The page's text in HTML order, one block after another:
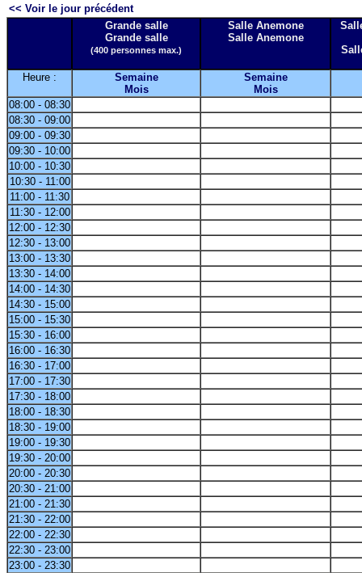
<< Voir le jour précédent
Grande salle
Grande salle
(400 personnes max.)
Salle Anemone
Salle Anemone
Heure :
Semaine
Mois
Semaine
Mois
08:00 - 08:30
08:30 - 09:00
09:00 - 09:30
09:30 - 10:00
10:00 - 10:30
10:30 - 11:00
11:00 - 11:30
11:30 - 12:00
12:00 - 12:30
12:30 - 13:00
13:00 - 13:30
13:30 - 14:00
14:00 - 14:30
14:30 - 15:00
15:00 - 15:30
15:30 - 16:00
16:00 - 16:30
16:30 - 17:00
17:00 - 17:30
17:30 - 18:00
18:00 - 18:30
18:30 - 19:00
19:00 - 19:30
19:30 - 20:00
20:00 - 20:30
20:30 - 21:00
21:00 - 21:30
21:30 - 22:00
22:00 - 22:30
22:30 - 23:00
23:00 - 23:30